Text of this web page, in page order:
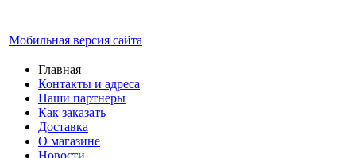
Мобильная версия сайта
Главная
Контакты и адреса
Наши партнеры
Как заказать
Доставка
О магазине
Новости